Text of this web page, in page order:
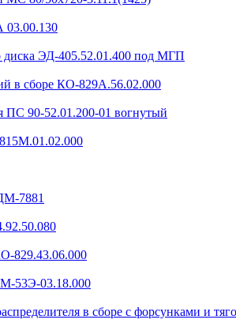
03.00.130
диска ЭД-405.52.01.400 под МГП
в сборе КО-829А.56.02.000
ПС 90-52.01.200-01 вогнутый
7881
829.43.06.000
53Э-03.18.000
в сборе с форсунками и